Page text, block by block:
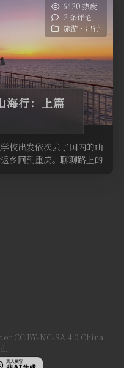
6420 热度
2 条评论
旅游・出行
海行：上篇
校出发依次去了国内的山
乡回到重庆。聊聊路上的
CC BY-NC-SA 4.0 China